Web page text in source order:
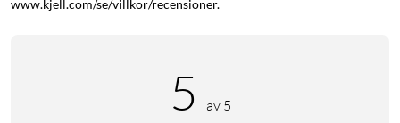
www.kjell.com/se/villkor/recensioner.
5 av 5